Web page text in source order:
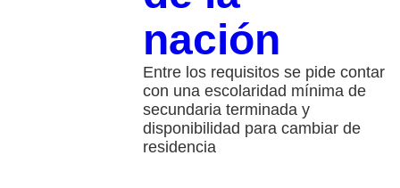
nación
Entre los requisitos se pide contar
con una escolaridad mínima de
secundaria terminada y
disponibilidad para cambiar de
residencia